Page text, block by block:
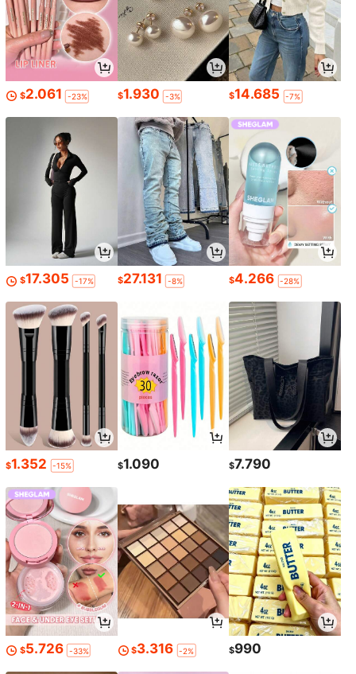
$2.061 -23% $1.930 -3% $14.685 -7%
$17.305 -17% $27.131 -8% $4.266 -28%
$1.352 -15% $1.090 $7.790
$5.726 -33% $3.316 -2% $990